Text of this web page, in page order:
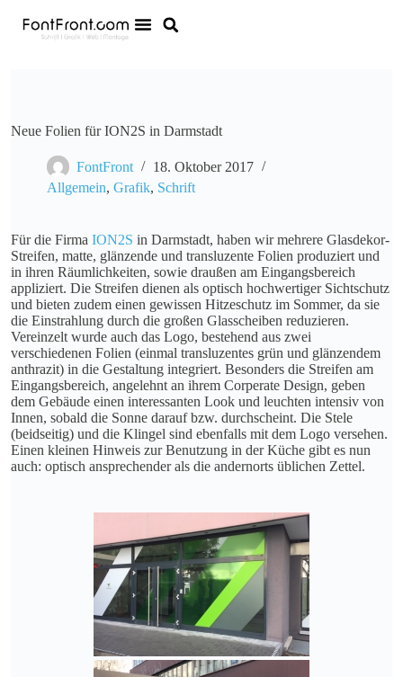
Neue Folien für ION2S in Darmstadt
FontFront
18. Oktober 2017
Allgemein, Grafik, Schrift
Für die Firma ION2S in Darmstadt, haben wir mehrere Glasdekor-
Streifen, matte, glänzende und transluzente Folien produziert und
in ihren Räumlichkeiten, sowie draußen am Eingangsbereich
appliziert. Die Streifen dienen als optisch hochwertiger Sichtschutz
und bieten zudem einen gewissen Hitzeschutz im Sommer, da sie
die Einstrahlung durch die großen Glasscheiben reduzieren.
Vereinzelt wurde auch das Logo, bestehend aus zwei
verschiedenen Folien (einmal transluzentes grün und glänzendem
anthrazit) in die Gestaltung integriert. Besonders die Streifen am
Eingangsbereich, angelehnt an ihrem Corperate Design, geben
dem Gebäude einen interessanten Look und leuchten intensiv von
Innen, sobald die Sonne darauf bzw. durchscheint. Die Stele
(beidseitig) und die Klingel sind ebenfalls mit dem Logo versehen.
Einen kleinen Hinweis zur Benutzung in der Küche gibt es nun
auch: optisch ansprechender als die andernorts üblichen Zettel.